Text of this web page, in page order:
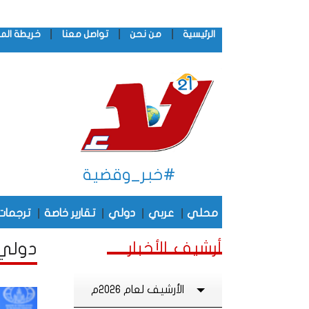
الرئيسية من نحن تواصل معنا خريطة
#خبر_وقضية
محلي عربي دولي تقارير خاصة
أرشيف الأخبار
الأرشيف لعام 2026م